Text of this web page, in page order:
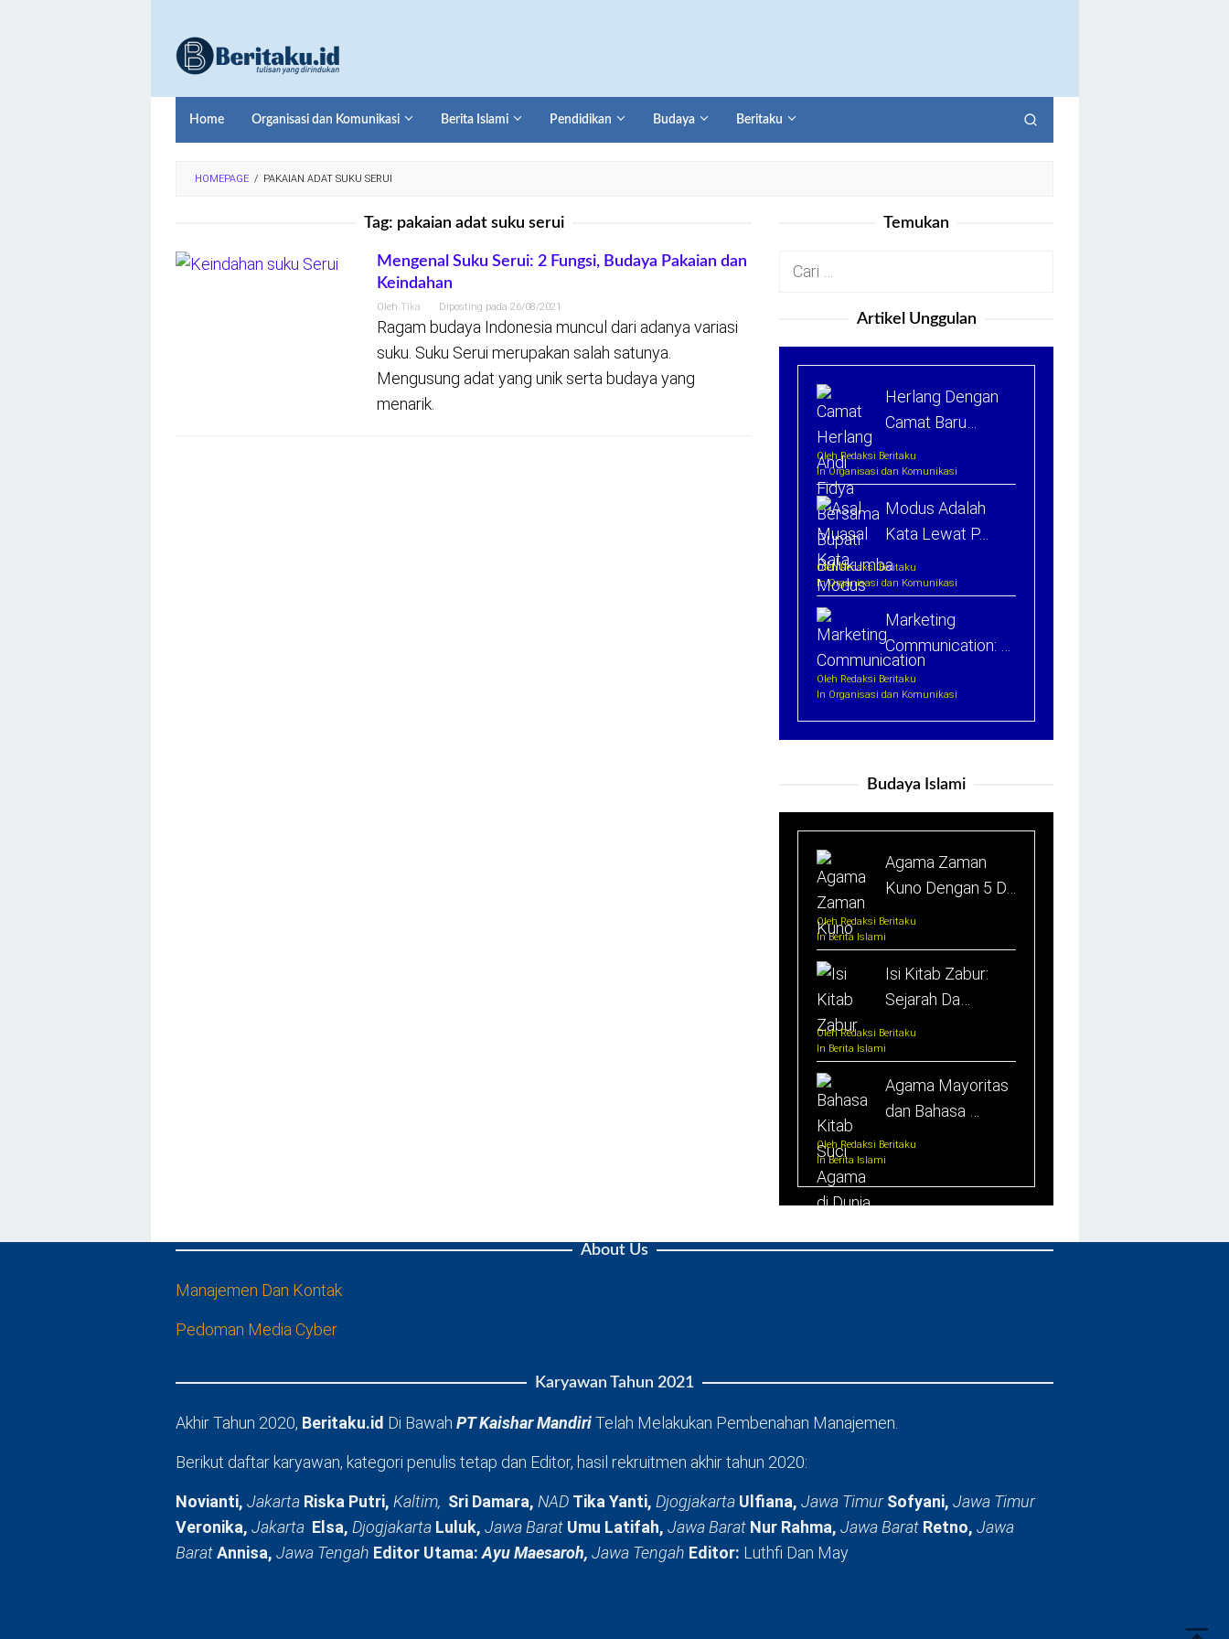
konten
Home Organisasi dan Komunikasi Berita Islami Pendidikan Budaya Beritaku
HOMEPAGE / PAKAIAN ADAT SUKU SERUI
Tag: pakaian adat suku serui
Mengenal Suku Serui: 2 Fungsi, Budaya Pakaian dan
Keindahan
Oleh Tika Diposting pada 26/08/2021
Ragam budaya Indonesia muncul dari adanya variasi
suku. Suku Serui merupakan salah satunya.
Mengusung adat yang unik serta budaya yang
menarik.
Temukan
Cari
Artikel Unggulan
Herlang Dengan
Camat Baru…
Oleh Redaksi Beritaku
In Organisasi dan Komunikasi
Modus Adalah
Kata Lewat P…
Oleh Redaksi Beritaku
In Organisasi dan Komunikasi
Marketing
Communication: …
Oleh Redaksi Beritaku
In Organisasi dan Komunikasi
Budaya Islami
Agama Zaman
Kuno Dengan 5 D…
Oleh Redaksi Beritaku
In Berita Islami
Isi Kitab Zabur:
Sejarah Da…
Oleh Redaksi Beritaku
In Berita Islami
Agama Mayoritas
dan Bahasa …
Oleh Redaksi Beritaku
In Berita Islami
About Us
Manajemen Dan Kontak
Pedoman Media Cyber
Karyawan Tahun 2021
Akhir Tahun 2020, Beritaku.id Di Bawah PT Kaishar MandiriTelah Melakukan Pembenahan Manajemen.
Berikut daftar karyawan, kategori penulis tetap dan Editor, hasil rekruitmen akhir tahun 2020:
Novianti, Jakarta Riska Putri, Kaltim, Sri Damara, NAD Tika Yanti, Djogjakarta Ulfiana, Jawa TimurSofyani, Jawa Timur
Veronika, Jakarta Elsa, Djogjakarta Luluk, Jawa Barat Umu Latifah, Jawa Barat Nur Rahma, Jawa Barat Retno, Jawa
BaratAnnisa, Jawa Tengah Editor Utama:Ayu Maesaroh, Jawa Tengah Editor: Luthfi Dan May